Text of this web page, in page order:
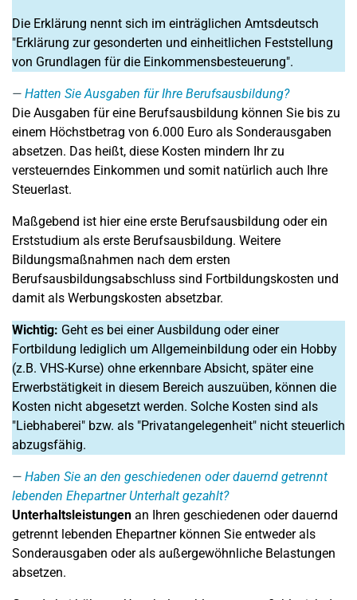
Die Erklärung nennt sich im einträglichen Amtsdeutsch
"Erklärung zur gesonderten und einheitlichen Feststellung
von Grundlagen für die Einkommensbesteuerung".
Hatten Sie Ausgaben für Ihre Berufsausbildung?
Die Ausgaben für eine Berufsausbildung können Sie bis zu
einem Höchstbetrag von 6.000 Euro als Sonderausgaben
absetzen. Das heißt, diese Kosten mindern Ihr zu
versteuerndes Einkommen und somit natürlich auch Ihre
Steuerlast.
Maßgebend ist hier eine erste Berufsausbildung oder ein
Erststudium als erste Berufsausbildung. Weitere
Bildungsmaßnahmen nach dem ersten
Berufsausbildungsabschluss sind Fortbildungskosten und
damit als Werbungskosten absetzbar.
Wichtig: Geht es bei einer Ausbildung oder einer
Fortbildung lediglich um Allgemeinbildung oder ein Hobby
(z.B. VHS-Kurse) ohne erkennbare Absicht, später eine
Erwerbstätigkeit in diesem Bereich auszuüben, können die
Kosten nicht abgesetzt werden. Solche Kosten sind als
"Liebhaberei" bzw. als "Privatangelegenheit" nicht steuerlich
abzugsfähig.
Haben Sie an den geschiedenen oder dauernd getrennt
lebenden Ehepartner Unterhalt gezahlt?
Unterhaltsleistungen an Ihren geschiedenen oder dauernd
getrennt lebenden Ehepartner können Sie entweder als
Sonderausgaben oder als außergewöhnliche Belastungen
absetzen.